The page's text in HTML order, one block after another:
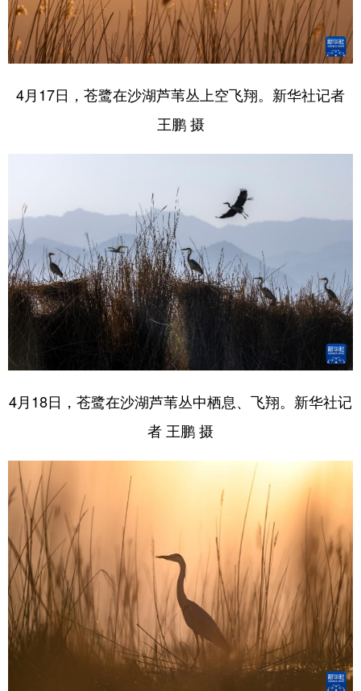
4月17日，苍鹭在沙湖芦苇丛上空飞翔。新华社记者
王鹏 摄
4月18日，苍鹭在沙湖芦苇丛中栖息、飞翔。新华社记
者 王鹏 摄